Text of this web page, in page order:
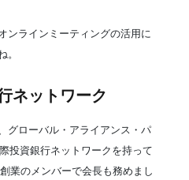
ラインミーティングの活用に
。
ネットワーク
グローバル・アライアンス・パ
投資銀行ネットワークを持って
業のメンバーで会長も務めまし